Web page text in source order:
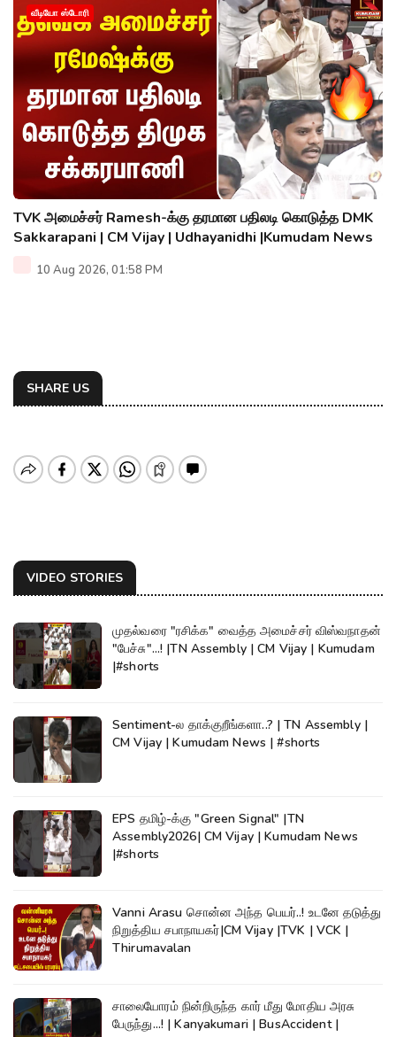
வீடியோ ஸ்டோரி
TVK அமைச்சர் Ramesh-க்கு தரமான பதிலடி கொடுத்த DMK
Sakkarapani | CM Vijay | Udhayanidhi |Kumudam News
10 Aug 2026, 01:58 PM
SHARE US
VIDEO STORIES
முதல்வரை "ரசிக்க" வைத்த அமைச்சர் விஸ்வநாதன்
"பேச்சு"...! |TN Assembly | CM Vijay | Kumudam
|#shorts
Sentiment-ல தாக்குறீங்களா..? | TN Assembly |
CM Vijay | Kumudam News | #shorts
EPS தமிழ்-க்கு "Green Signal" |TN
Assembly2026| CM Vijay | Kumudam News
|#shorts
Vanni Arasu சொன்ன அந்த பெயர்..! உடனே தடுத்து
நிறுத்திய சபாநாயகர்|CM Vijay |TVK | VCK |
Thirumavalan
சாலையோரம் நின்றிருந்த கார் மீது மோதிய அரசு
பேருந்து...! | Kanyakumari | BusAccident |